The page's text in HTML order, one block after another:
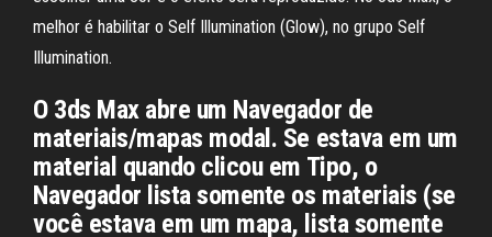
melhor é habilitar o Self Illumination (Glow), no grupo Self
Illumination.
O 3ds Max abre um Navegador de
materiais/mapas modal. Se estava em um
material quando clicou em Tipo, o
Navegador lista somente os materiais (se
você estava em um mapa, lista somente